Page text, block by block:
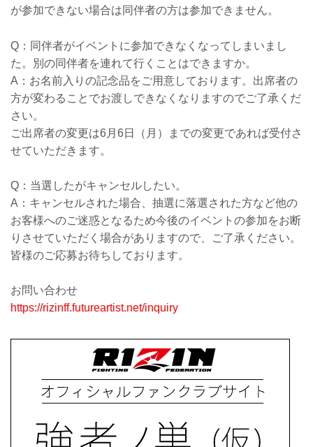
が参加できない場合は同伴者の方は参加できません。
Q：同伴者がイベントに参加できなくなってしまいまし
た。別の同伴者を連れて行くことはできますか。
A：お名前入りの記念品をご用意しております。出席者の
方が変わることでお渡しできなくなりますのでご了承くだ
さい。
ご出席者の変更は6月6日（月）までの変更であれば受付さ
せていただきます。
Q：当選したがキャンセルしたい。
A：キャンセルされた場合、抽選に落選された方など他の
お客様へのご迷惑となるため今後のイベントの参加をお断
りさせていただく場合がありますので、ご了承ください。
皆様のご応募お待ちしております。
お問い合わせ
https://rizinff.futureartist.net/inquiry